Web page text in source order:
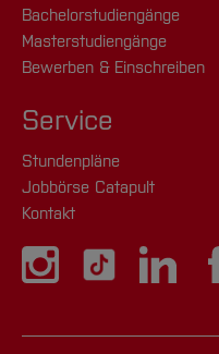
Bachelorstudiengänge
Masterstudiengänge
Bewerben & Einschreiben
Service
Stundenpläne
Jobbörse Catapult
Kontakt